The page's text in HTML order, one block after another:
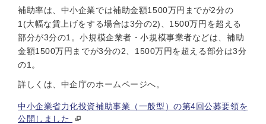
補助率は、中小企業では補助金額1500万円までが2分の
1(大幅な賃上げをする場合は3分の2)、1500万円を超える
部分が3分の1。小規模企業者・小規模事業者などは、補助
金額1500万円までが3分の2、1500万円を超える部分は3分
の1。
詳しくは、中企庁のホームページへ。
中小企業省力化投資補助事業（一般型）の第4回公募要領を
公開しました